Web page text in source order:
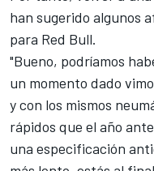
han sugerido algunos
para Red Bull.
"Bueno, podríamos
un momento dado
y con los mismos
rápidos que el año
una especificación